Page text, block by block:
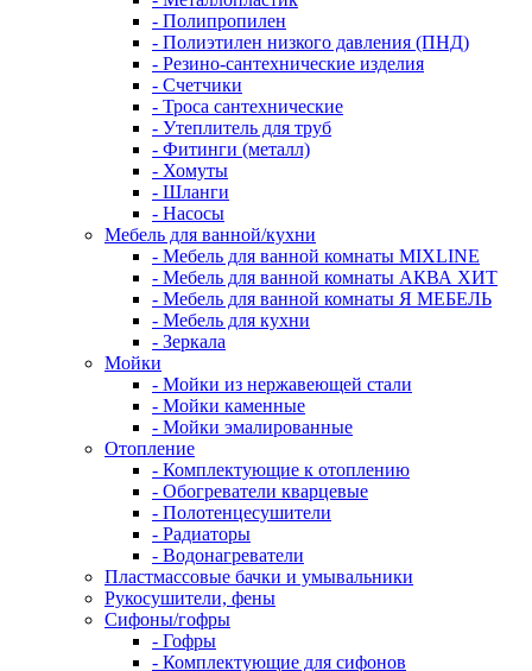
- Полипропилен
- Полиэтилен низкого давления (ПНД)
- Резино-сантехнические изделия
- Счетчики
- Троса сантехнические
- Утеплитель для труб
- Фитинги (металл)
- Хомуты
- Шланги
- Насосы
Мебель для ванной/кухни
- Мебель для ванной комнаты MIXLINE
- Мебель для ванной комнаты АКВА ХИТ
- Мебель для ванной комнаты Я МЕБЕЛЬ
- Мебель для кухни
- Зеркала
Мойки
- Мойки из нержавеющей стали
- Мойки каменные
- Мойки эмалированные
Отопление
- Комплектующие к отоплению
- Обогреватели кварцевые
- Полотенцесушители
- Радиаторы
- Водонагреватели
Пластмассовые бачки и умывальники
Рукосушители, фены
Сифоны/гофры
- Гофры
- Комплектующие для сифонов